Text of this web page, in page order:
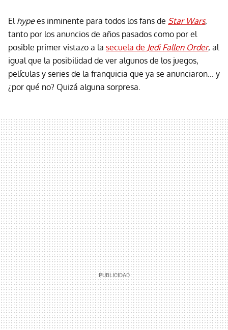
El hypees inminente para todos los fans de Star Wars,
tanto por los anuncios de años pasados como por el
posible primer vistazo a la secuela de Jedi Fallen Order, al
igual que la posibilidad de ver algunos de los juegos,
películas y series de la franquicia que ya se anunciaron... y
¿por qué no? Quizá alguna sorpresa.